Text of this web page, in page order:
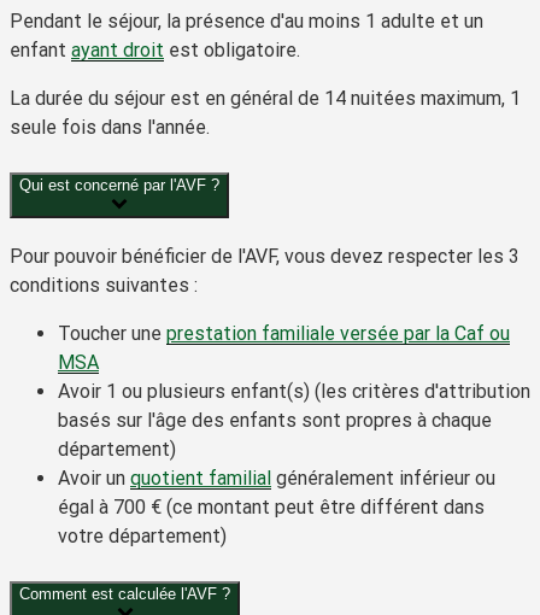
Pendant le séjour, la présence d'au moins 1 adulte et un
enfant ayant droit est obligatoire.
La durée du séjour est en général de 14 nuitées maximum, 1
seule fois dans l'année.
Qui est concerné par l'AVF ?
Pour pouvoir bénéficier de l'AVF, vous devez respecter les 3
conditions suivantes :
Toucher une prestation familiale versée par la Caf ou
MSA
Avoir 1 ou plusieurs enfant(s) (les critères d'attribution
basés sur l'âge des enfants sont propres à chaque
département)
Avoir un quotient familial généralement inférieur ou
égal à 700 € (ce montant peut être différent dans
votre département)
Comment est calculée l'AVF ?